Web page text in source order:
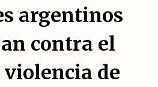
2026
social contra los presupuestos
2026
argentinos
contra el
de